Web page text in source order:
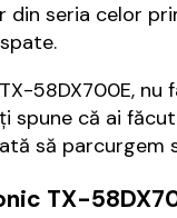
din seria celor
58DX700E,
spune că ai
să parcurgem
TX-